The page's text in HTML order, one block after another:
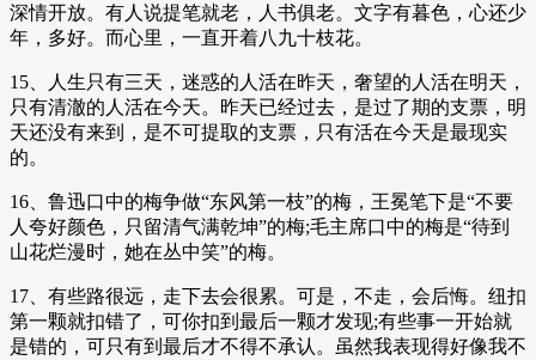
深情开放。有人说提笔就老，人书俱老。文字有暮色，心还少
年，多好。而心里，一直开着八九十枝花。
15、人生只有三天，迷惑的人活在昨天，奢望的人活在明天，
只有清澈的人活在今天。昨天已经过去，是过了期的支票，明
天还没有来到，是不可提取的支票，只有活在今天是最现实
的。
16、鲁迅口中的梅争做“东风第一枝”的梅，王冕笔下是“不要
人夸好颜色，只留清气满乾坤”的梅;毛主席口中的梅是“待到
山花烂漫时，她在丛中笑”的梅。
17、有些路很远，走下去会很累。可是，不走，会后悔。纽扣
第一颗就扣错了，可你扣到最后一颗才发现;有些事一开始就
是错的，可只有到最后才不得不承认。虽然我表现得好像我不